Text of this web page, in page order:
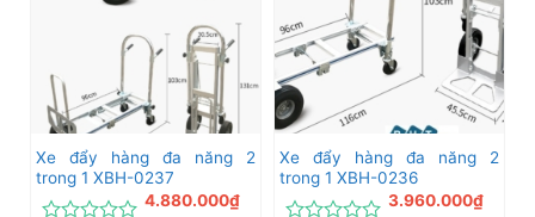
Xe đẩy hàng đa năng 2
trong 1 XBH-0237
4.880.000₫
Xe đẩy hàng đa năng 2
trong 1 XBH-0236
3.960.000₫